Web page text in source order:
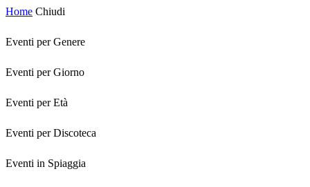
Home Chiudi
Eventi per Genere
Eventi per Giorno
Eventi per Età
Eventi per Discoteca
Eventi in Spiaggia